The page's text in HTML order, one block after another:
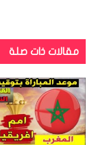
مقالات ذات صلة